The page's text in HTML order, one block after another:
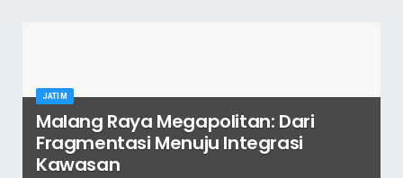
JATIM
Malang Raya Megapolitan: Dari
Fragmentasi Menuju Integrasi
Kawasan